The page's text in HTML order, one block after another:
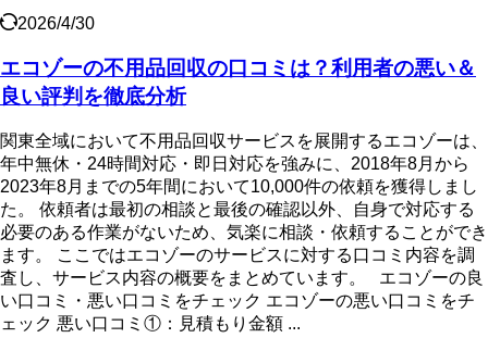
2026/4/30
エコゾーの不用品回収の口コミは？利用者の悪い＆
良い評判を徹底分析
関東全域において不用品回収サービスを展開するエコゾーは、
年中無休・24時間対応・即日対応を強みに、2018年8月から
2023年8月までの5年間において10,000件の依頼を獲得しまし
た。 依頼者は最初の相談と最後の確認以外、自身で対応する
必要のある作業がないため、気楽に相談・依頼することができ
ます。 ここではエコゾーのサービスに対する口コミ内容を調
査し、サービス内容の概要をまとめています。 エコゾーの良
い口コミ・悪い口コミをチェック エコゾーの悪い口コミをチ
ェック 悪い口コミ①：見積もり金額 ...